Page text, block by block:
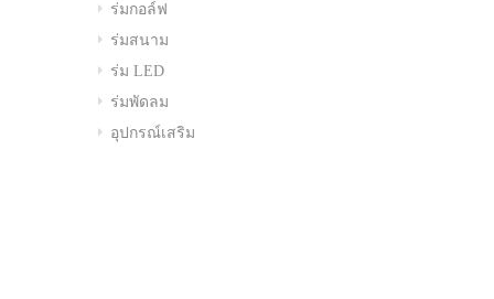
ร่มกอล์ฟ
ร่มสนาม
ร่ม LED
ร่มพัดลม
อุปกรณ์เสริม